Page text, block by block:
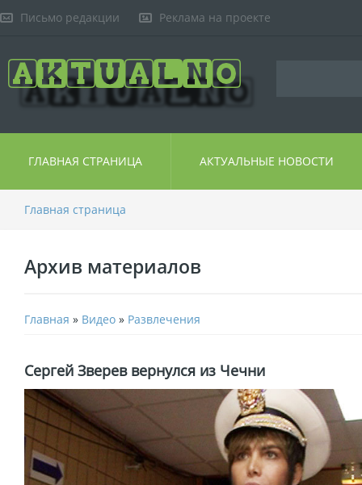
Письмо редакции Реклама на проекте
ГЛАВНАЯ СТРАНИЦА АКТУАЛЬНЫЕ НОВОСТИ
Главная страница
Архив материалов
Главная » Видео » Развлечения
Сергей Зверев вернулся из Чечни